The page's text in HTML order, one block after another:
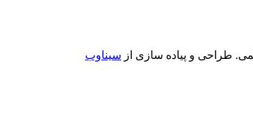
طراحی و پیاده سازی از سیناوب